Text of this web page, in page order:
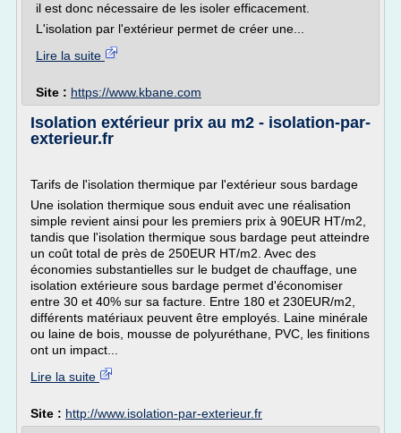
il est donc nécessaire de les isoler efficacement.
L'isolation par l'extérieur permet de créer une...
Lire la suite
Site : https://www.kbane.com
Isolation extérieur prix au m2 - isolation-par-
exterieur.fr
Tarifs de l'isolation thermique par l'extérieur sous bardage
Une isolation thermique sous enduit avec une réalisation
simple revient ainsi pour les premiers prix à 90EUR HT/m2,
tandis que l'isolation thermique sous bardage peut atteindre
un coût total de près de 250EUR HT/m2. Avec des
économies substantielles sur le budget de chauffage, une
isolation extérieure sous bardage permet d'économiser
entre 30 et 40% sur sa facture. Entre 180 et 230EUR/m2,
différents matériaux peuvent être employés. Laine minérale
ou laine de bois, mousse de polyuréthane, PVC, les finitions
ont un impact...
Lire la suite
Site : http://www.isolation-par-exterieur.fr